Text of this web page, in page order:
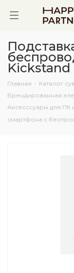
Kickstand
Главная - Каталог
Брендированная
Аксесссуары для ПК
смартфона с